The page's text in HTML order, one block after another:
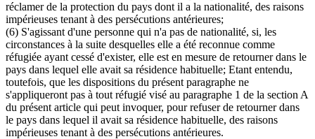
réclamer de la protection du pays dont il a la nationalité, des raisons
impérieuses tenant à des persécutions antérieures;
(6) S'agissant d'une personne qui n'a pas de nationalité, si, les
circonstances à la suite desquelles elle a été reconnue comme
réfugiée ayant cessé d'exister, elle est en mesure de retourner dans le
pays dans lequel elle avait sa résidence habituelle; Etant entendu,
toutefois, que les dispositions du présent paragraphe ne
s'appliqueront pas à tout réfugié visé au paragraphe 1 de la section A
du présent article qui peut invoquer, pour refuser de retourner dans
le pays dans lequel il avait sa résidence habituelle, des raisons
impérieuses tenant à des persécutions antérieures.